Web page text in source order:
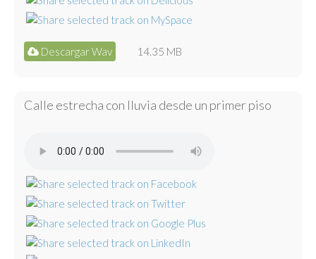
Descargar Wav 14.35 MB
Calle estrecha con lluvia desde un primer piso